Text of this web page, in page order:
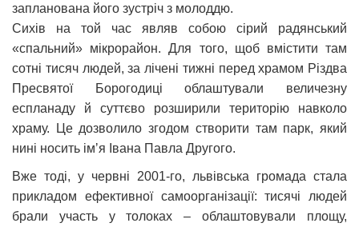
запланована його зустріч з молоддю.
Сихів на той час являв собою сірий радянський
«спальний» мікрорайон. Для того, щоб вмістити там
сотні тисяч людей, за лічені тижні перед храмом Різдва
Пресвятої Борогодиці облаштували величезну
еспланаду й суттєво розширили територію навколо
храму. Це дозволило згодом створити там парк, який
нині носить імʼя Івана Павла Другого.
Вже тоді, у червні 2001-го, львівська громада стала
прикладом ефективної самоорганізації: тисячі людей
брали участь у толоках – облаштовували площу,